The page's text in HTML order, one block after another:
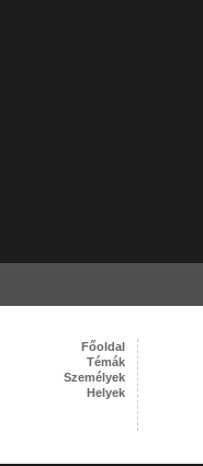
Főoldal
Témák
Személyek
Helyek